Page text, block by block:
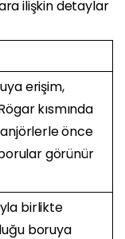
ilişkin detaylar
erişim,
kısmında
önce
görünür
birlikte
boruya